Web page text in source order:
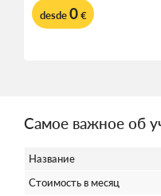
desde0€
Самое важное об
Название
Стоимость в месяц